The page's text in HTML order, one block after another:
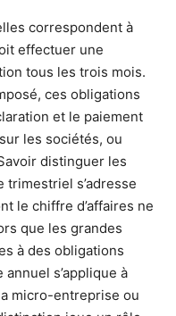
correspondent à
effectuer une
tous les trois mois.
ces obligations
et le paiement
les sociétés, ou
distinguer les
s’adresse
le chiffre d’affaires ne
que les grandes
à des obligations
s’applique à
micro-entreprise ou